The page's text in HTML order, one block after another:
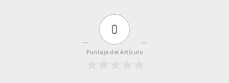
0
Puntaje del Artículo